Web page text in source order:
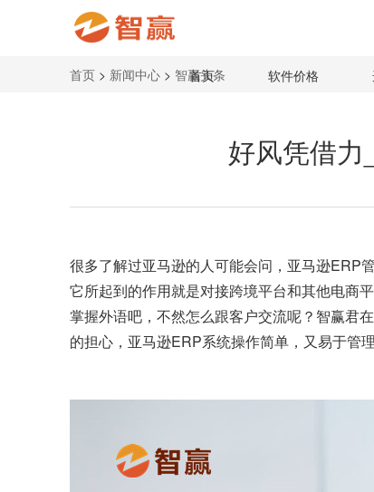
首页 软件价格
首页 > 新闻中心 > 智赢头条
好风凭借
很多了解过亚马逊的人可能会问，亚马逊ERP
它所起到的作用就是对接跨境平台和其他电商
掌握外语吧，不然怎么跟客户交流呢？智赢君
的担心，亚马逊ERP系统操作简单，又易于管理